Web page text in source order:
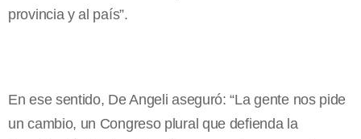
provincia y al país”.
En ese sentido, De Angeli aseguró: “La gente nos pide
un cambio, un Congreso plural que defienda la